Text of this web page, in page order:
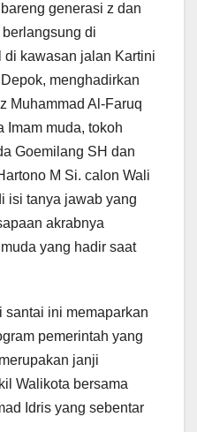
generasi z dan
di
di kawasan jalan Kartini
menghadirkan
Muhammad Al-Faruq
Imam muda, tokoh
Goemilang SH dan
M Si. calon Wali
isi tanya jawab yang
akrabnya
yang hadir saat
santai ini memaparkan
pemerintah yang
janji
Walikota bersama
Idris yang sebentar